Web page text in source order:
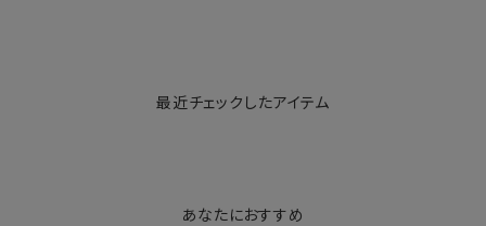
最近チェックしたアイテム
あなたにおすすめ